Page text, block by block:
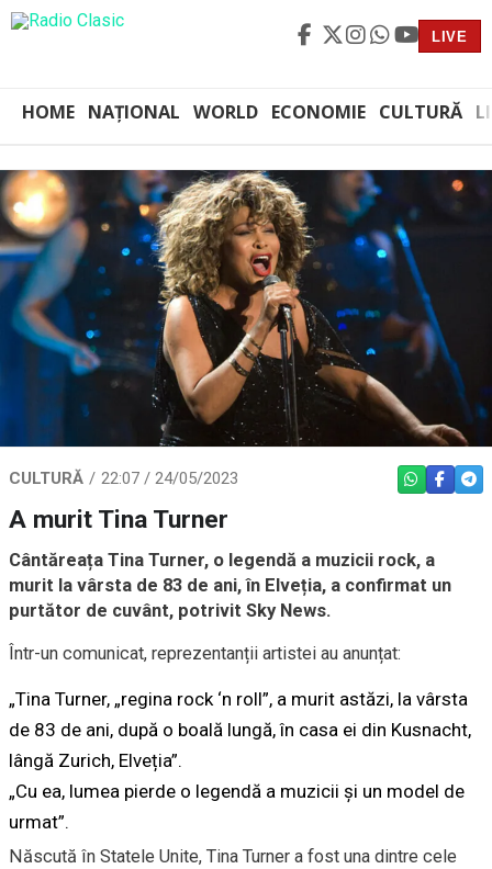
LIVE
HOME NAȚIONAL WORLD ECONOMIE CULTURĂ
CULTURĂ 22:07 / 24/05/2023 WHATSAPP
A murit Tina Turner
Cântăreața Tina Turner, o legendă a muzicii rock, a
murit la vârsta de 83 de ani, în Elveția, a confirmat un
purtător de cuvânt, potrivit Sky News.
Într-un comunicat, reprezentanții artistei au anunțat:
„Tina Turner, „regina rock ‘n roll”, a murit astăzi, la vârsta
de 83 de ani, după o boală lungă, în casa ei din Kusnacht,
lângă Zurich, Elveția”.
„Cu ea, lumea pierde o legendă a muzicii și un model de
urmat”.
Născută în Statele Unite, Tina Turner a fost una dintre cele